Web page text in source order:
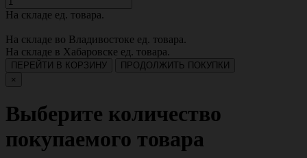
На складе ед. товара.
На складе во Владивостоке ед. товара.
На складе в Хабаровске ед. товара.
ПЕРЕЙТИ В КОРЗИНУ
ПРОДОЛЖИТЬ ПОКУПКИ
×
Выберите количество
покупаемого товара